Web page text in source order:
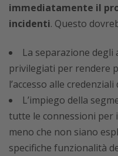
immediatamente il
incidenti. Questo
La separazione
privilegiati per rendere
l’accesso alle
L’impiego della
tutte le connessioni per
meno che non siano
specifiche funzionalità